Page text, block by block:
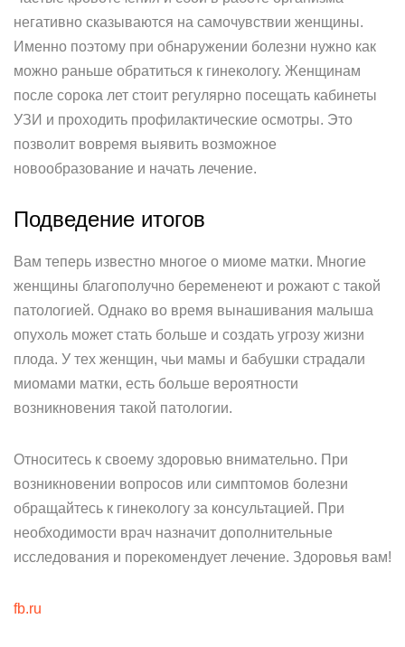
негативно сказываются на самочувствии женщины.
Именно поэтому при обнаружении болезни нужно как
можно раньше обратиться к гинекологу. Женщинам
после сорока лет стоит регулярно посещать кабинеты
УЗИ и проходить профилактические осмотры. Это
позволит вовремя выявить возможное
новообразование и начать лечение.
Подведение итогов
Вам теперь известно многое о миоме матки. Многие
женщины благополучно беременеют и рожают с такой
патологией. Однако во время вынашивания малыша
опухоль может стать больше и создать угрозу жизни
плода. У тех женщин, чьи мамы и бабушки страдали
миомами матки, есть больше вероятности
возникновения такой патологии.
Относитесь к своему здоровью внимательно. При
возникновении вопросов или симптомов болезни
обращайтесь к гинекологу за консультацией. При
необходимости врач назначит дополнительные
исследования и порекомендует лечение. Здоровья вам!
fb.ru